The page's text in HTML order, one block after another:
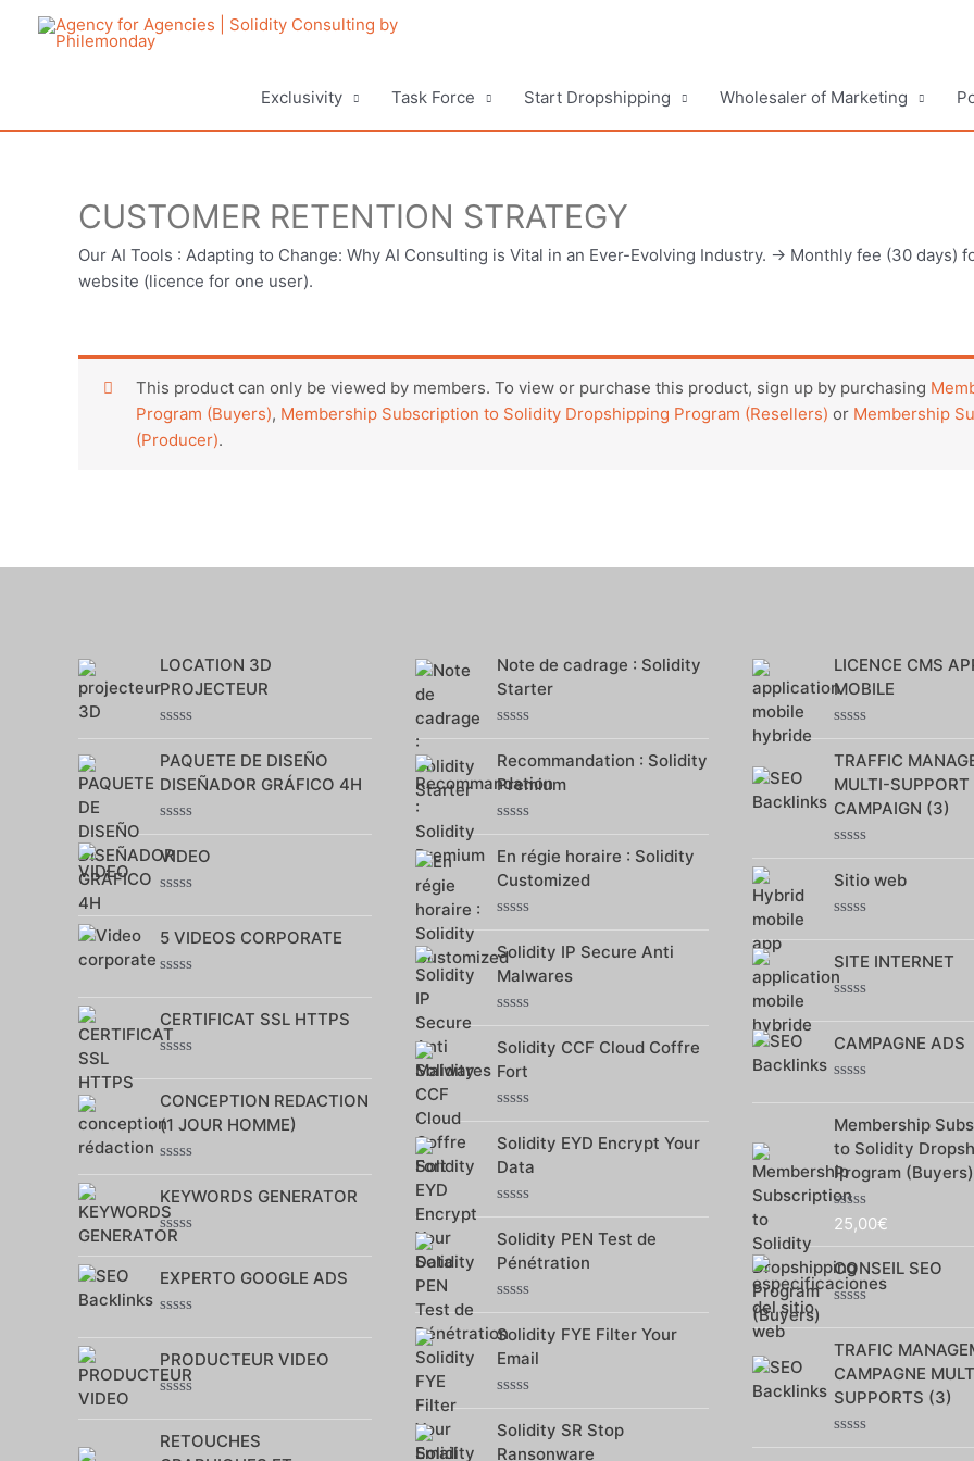
Exclusivity
Task Force Start Dropshipping Wholesaler of Marketing
CUSTOMER RETENTION STRATEGY
Our AI Tools : Adapting to Change: Why AI Consulting is Vital in an Ever-Evolving Industry. -> Monthly fee (30 days)
website (licence for one user).
This product can only be viewed by members. To view or purchase this product, sign up by purchasing
Program (Buyers), Membership Subscription to Solidity Dropshipping Program (Resellers) or Membership
(Producer).
LOCATION 3D
PROJECTEUR
0
sur
5
PAQUETE DE DISEÑO
DISEÑADOR GRÁFICO 4H
0
sur
5
VIDEO
sur
5 VIDEOS CORPORATE
sur
5
CERTIFICAT SSL HTTPS
sur
5
CONCEPTION REDACTION
(1 JOUR HOMME)
0
sur
5
KEYWORDS GENERATOR
Note
sur
EXPERTO GOOGLE ADS
sur
5
PRODUCTEUR VIDEO
sur
RETOUCHES
Note de cadrage : Solidity
Starter
0
sur
5
Recommandation : Solidity
Premium
0
sur
5
En régie horaire : Solidity
Customized
0
sur
5
Solidity IP Secure Anti
Malwares
0
sur
5
Solidity CCF Cloud Coffre
Fort
0
sur
5
Solidity EYD Encrypt Your
Data
0
sur
5
Solidity PEN Test de
Pénétration
0
sur
5
Solidity FYE Filter Your
Email
0
sur
5
Solidity SR Stop
Ransonware
LICENCE CMS
MOBILE
0
sur
5
TRAFFIC
MULTI-SUPPORT
CAMPAIGN (3)
0
sur
5
Sitio web
sur
5
SITE INTERNET
sur
CAMPAGNE ADS
sur
5
Membership
to Solidity
Program (Buyers)
Note
5
25,00€
CONSEIL SEO
sur
5
TRAFIC
CAMPAGNE
SUPPORTS (3)